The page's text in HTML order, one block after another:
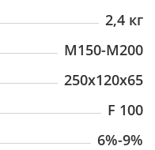
2,4 кг
M150-M200
250x120x65
F 100
6%-9%